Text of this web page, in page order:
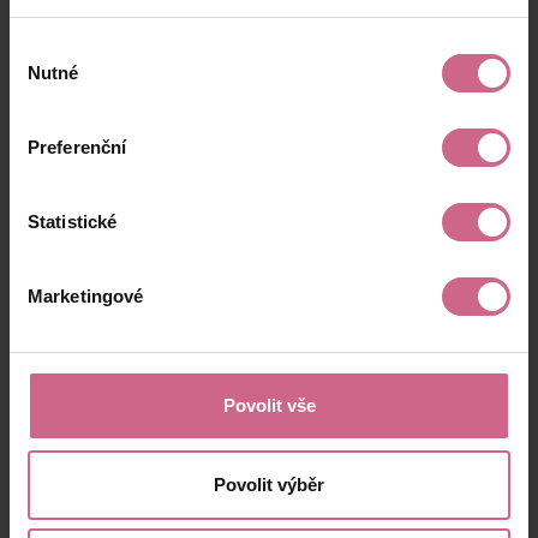
souhlasu
Nutné
Preferenční
Statistické
Marketingové
Povolit vše
Povolit výběr